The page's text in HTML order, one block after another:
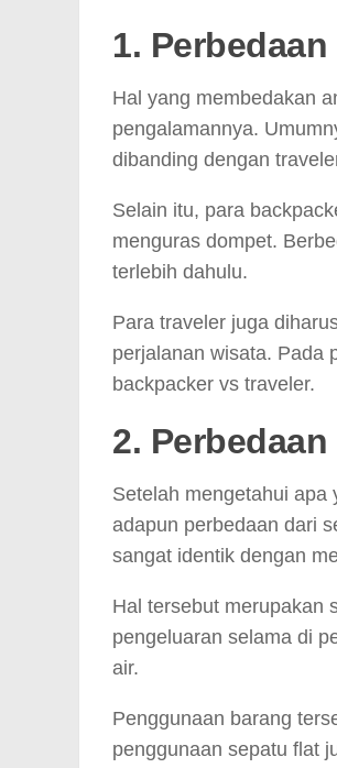
1.
Hal yang membedakan
pengalamannya.
dibanding dengan
Selain itu, para
menguras dompet.
terlebih dahulu.
Para traveler juga
perjalanan wisata. Pada
backpacker vs traveler.
2.
Setelah mengetahui apa
adapun perbedaan dari
sangat identik dengan
Hal tersebut merupakan
pengeluaran selama di
air.
Penggunaan barang
penggunaan sepatu flat